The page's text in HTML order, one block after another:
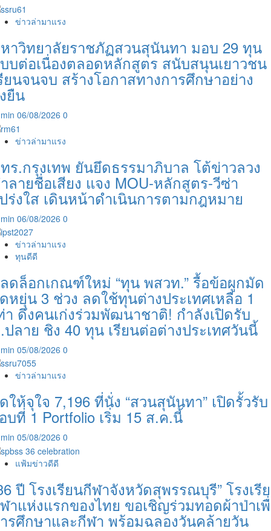
ข่าวล่ามาแรง
าวิทยาลัยราชภัฏสวนสุนันทา มอบ 29 ทุน
บต่อเนื่องตลอดหลักสูตร สนับสนุนเยาวชน
ยนจนจบ สร้างโอกาสทางการศึกษาอย่าง
ยืน
06/08/2026 0
ข่าวล่ามาแรง
ร.กรุงเทพ ยันยึดธรรมาภิบาล โต้ข่าวลวง
ลายชื่อเสียง แจง MOU-หลักสูตร-วีซ่า
ร่งใส เดินหน้าดำเนินการตามกฎหมาย
06/08/2026 0
ข่าวล่ามาแรง
ทุนดีดี
ดล็อกเกณฑ์ใหม่ “ทุน พสวท.” รื้อข้อผูกมัด
หยุ่น 3 ช่วง ลดใช้ทุนต่างประเทศเหลือ 1
า ดึงคนเก่งร่วมพัฒนาชาติ! กำลังเปิดรับ
ลาย ชิง 40 ทุน เรียนต่อต่างประเทศวันนี้
05/08/2026 0
ข่าวล่ามาแรง
ให้จุใจ 7,196 ที่นั่ง “สวนสุนันทา” เปิดรั้วรับ
บที่ 1 Portfolio เริ่ม 15 ส.ค.นี้
05/08/2026 0
แฟ้มข่าวดีดี
ปี โรงเรียนกีฬาจังหวัดสุพรรณบุรี” โรงเรี
าแห่งแรกของไทย ขอเชิญร่วมทอดผ้าป่าเ
รศึกษาและกีฬา พร้อมฉลองวันคล้ายวัน